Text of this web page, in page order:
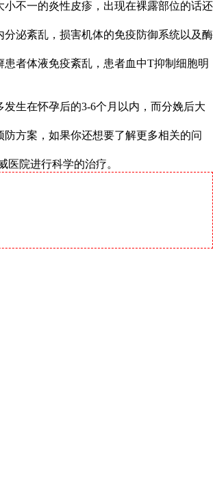
不一的炎性皮疹，出现在裸露部位的话还
泌紊乱，损害机体的免疫防御系统以及酶
者体液免疫紊乱，患者血中T抑制细胞明
生在怀孕后的3-6个月以内，而分娩后大
方案，如果你还想要了解更多相关的问
院进行科学的治疗。